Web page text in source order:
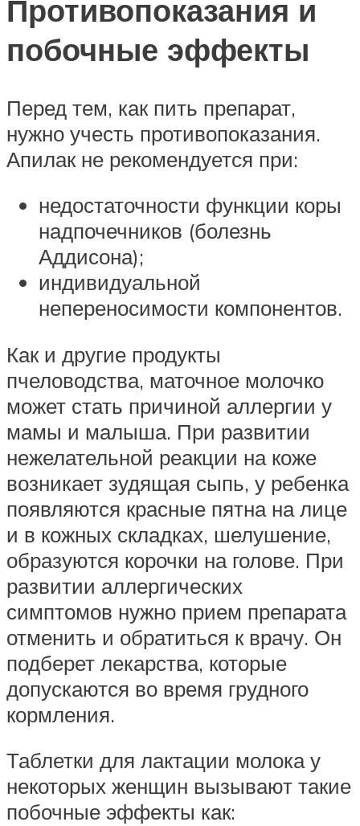
Противопоказания и
побочные эффекты
Перед тем, как пить препарат,
нужно учесть противопоказания.
Апилак не рекомендуется при:
недостаточности функции коры
надпочечников (болезнь
Аддисона);
индивидуальной
непереносимости компонентов.
Как и другие продукты
пчеловодства, маточное молочко
может стать причиной аллергии у
мамы и малыша. При развитии
нежелательной реакции на коже
возникает зудящая сыпь, у ребенка
появляются красные пятна на лице
и в кожных складках, шелушение,
образуются корочки на голове. При
развитии аллергических
симптомов нужно прием препарата
отменить и обратиться к врачу. Он
подберет лекарства, которые
допускаются во время грудного
кормления.
Таблетки для лактации молока у
некоторых женщин вызывают такие
побочные эффекты как: